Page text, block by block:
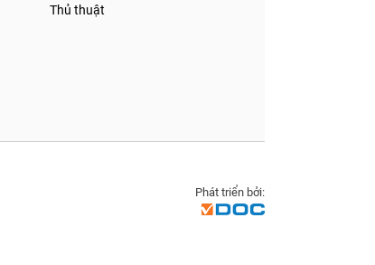
Thủ thuật
Phát triển bởi: